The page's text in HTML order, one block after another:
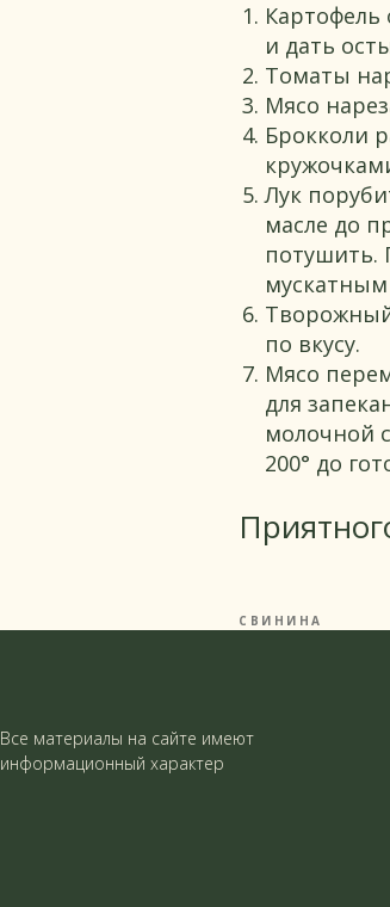
Картофель
и дать
Томаты
Мясо
Брокколи
Лук
масле до
потушить.
по вкусу.
Мясо
для
молочной
200° до
СВИНИНА
Все материалы на сайте имеют
информационный характер